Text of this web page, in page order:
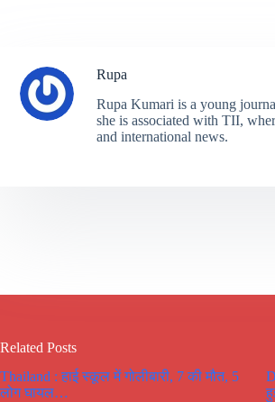
Rupa
Rupa Kumari is a young
she is associated with TII,
and international news.
Related Posts
Thailand : हाई स्कूल में गोलीबारी, 7 की मौत, 5
लोग घायल…